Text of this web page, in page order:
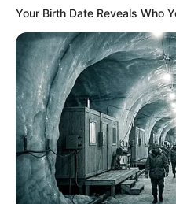
VEJA A RECEITA
13. Agricultor
Your Birth Date Reveals Who